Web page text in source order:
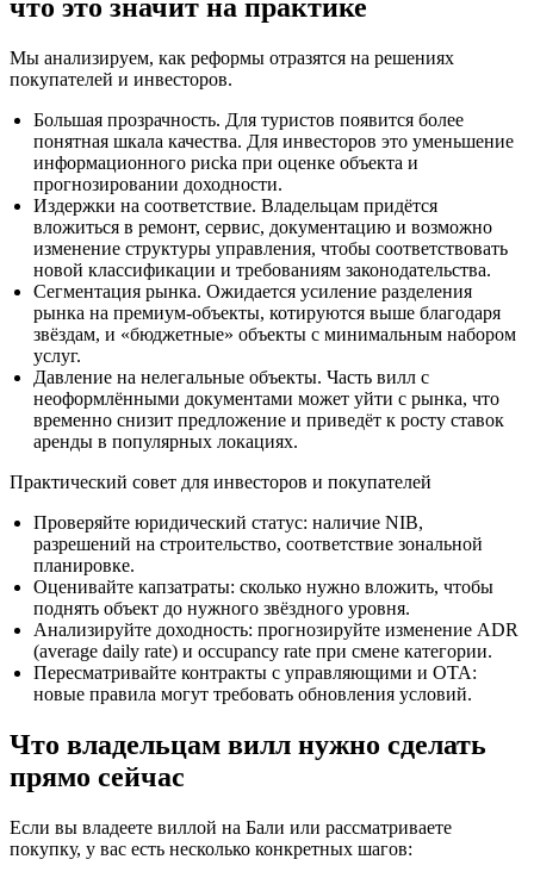
что это значит на практике
Мы анализируем, как реформы отразятся на решениях
покупателей и инвесторов.
Большая прозрачность. Для туристов появится более
понятная шкала качества. Для инвесторов это уменьшение
информационного рисka при оценке объекта и
прогнозировании доходности.
Издержки на соответствие. Владельцам придётся
вложиться в ремонт, сервис, документацию и возможно
изменение структуры управления, чтобы соответствовать
новой классификации и требованиям законодательства.
Сегментация рынка. Ожидается усиление разделения
рынка на премиум-объекты, котируются выше благодаря
звёздам, и «бюджетные» объекты с минимальным набором
услуг.
Давление на нелегальные объекты. Часть вилл с
неоформлёнными документами может уйти с рынка, что
временно снизит предложение и приведёт к росту ставок
аренды в популярных локациях.
Практический совет для инвесторов и покупателей
Проверяйте юридический статус: наличие NIB,
разрешений на строительство, соответствие зональной
планировке.
Оценивайте капзатраты: сколько нужно вложить, чтобы
поднять объект до нужного звёздного уровня.
Анализируйте доходность: прогнозируйте изменение ADR
(average daily rate) и occupancy rate при смене категории.
Пересматривайте контракты с управляющими и OTA:
новые правила могут требовать обновления условий.
Что владельцам вилл нужно сделать
прямо сейчас
Если вы владеете виллой на Бали или рассматриваете
покупку, у вас есть несколько конкретных шагов: